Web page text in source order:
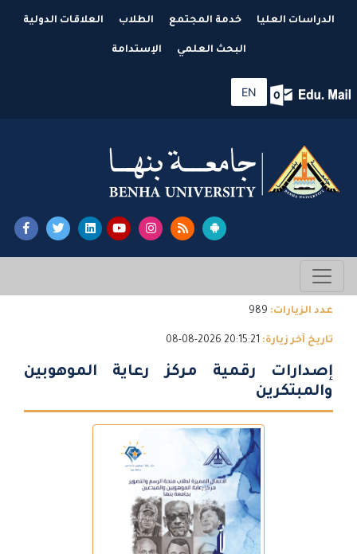
الدراسات العليا خدمة المجتمع الطلاب العلاقات الدولية
البحث العلمي الإستدامة
EN
عدد الزيارات: 989
تاريخ آخر زيارة: 20:15:21 2026-08-08
إصدارات رقمية مركز رعاية الموهوبين
والمبتكرين